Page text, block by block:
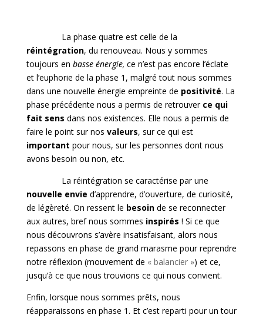
La phase quatre est celle de la
réintégration, du renouveau. Nous y sommes
toujours en basse énergie, ce n’est pas encore l’éclate
et l’euphorie de la phase 1, malgré tout nous sommes
dans une nouvelle énergie empreinte de positivité. La
phase précédente nous a permis de retrouver ce qui
fait sens dans nos existences. Elle nous a permis de
faire le point sur nos valeurs, sur ce qui est
important pour nous, sur les personnes dont nous
avons besoin ou non, etc.
La réintégration se caractérise par une
nouvelle envie d’apprendre, d’ouverture, de curiosité,
de légèreté. On ressent le besoinde se reconnecter
aux autres, bref nous sommes inspirés ! Si ce que
nous découvrons s’avère insatisfaisant, alors nous
repassons en phase de grand marasme pour reprendre
notre réflexion (mouvement de « balancier ») et ce,
jusqu’à ce que nous trouvions ce qui nous convient.
Enfin, lorsque nous sommes prêts, nous
réapparaissons en phase 1. Et c’est reparti pour un tour